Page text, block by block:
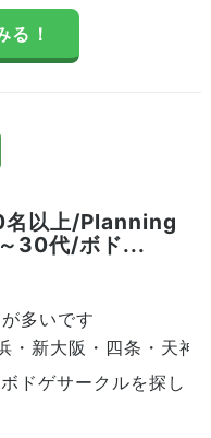
る！
名以上/Planning
30代/ボド...
多いです
・新大阪・四条・天神
ドゲサークルを探し